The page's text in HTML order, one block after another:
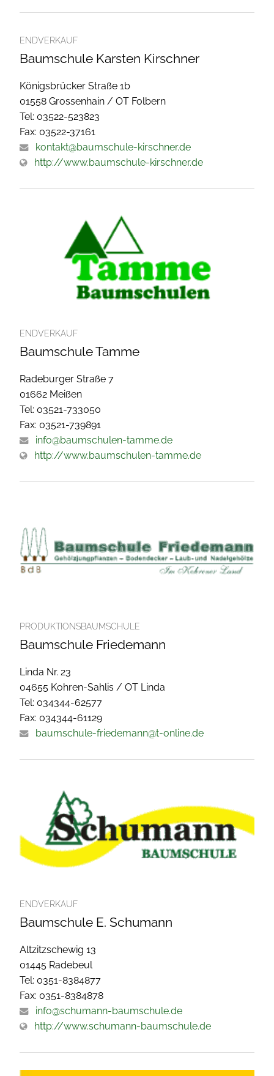
ENDVERKAUF
Baumschule Karsten Kirschner
Königsbrücker Straße 1b
01558 Grossenhain / OT Folbern
Tel: 03522-523823
Fax: 03522-37161
kontakt@baumschule-kirschner.de
http://www.baumschule-kirschner.de
ENDVERKAUF
Baumschule Tamme
Radeburger Straße 7
01662 Meißen
Tel: 03521-733050
Fax: 03521-739891
info@baumschulen-tamme.de
http://www.baumschulen-tamme.de
PRODUKTIONSBAUMSCHULE
Baumschule Friedemann
Linda Nr. 23
04655 Kohren-Sahlis / OT Linda
Tel: 034344-62577
Fax: 034344-61129
baumschule-friedemann@t-online.de
ENDVERKAUF
Baumschule E. Schumann
Altzitzschewig 13
01445 Radebeul
Tel: 0351-8384877
Fax: 0351-8384878
info@schumann-baumschule.de
http://www.schumann-baumschule.de